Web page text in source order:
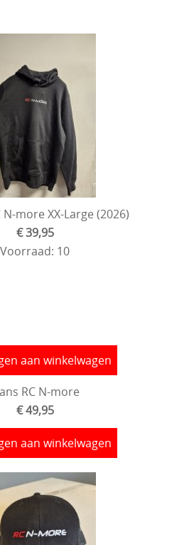
N-more XX-Large (2026)
€ 39,95
Voorraad: 10
aan winkelwagen
RC N-more
€ 49,95
aan winkelwagen